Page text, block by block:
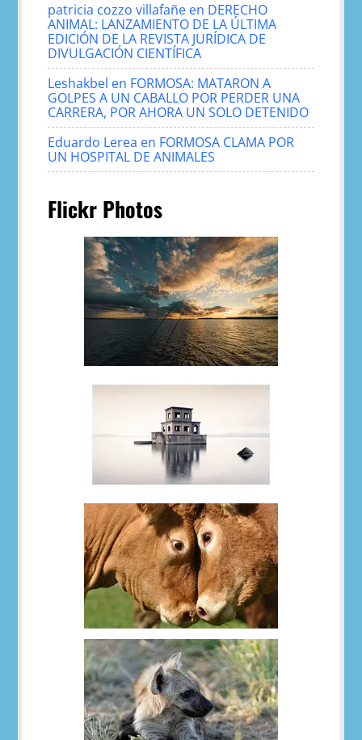
patricia cozzo villafañe en DERECHO
ANIMAL: LANZAMIENTO DE LA ÚLTIMA
EDICIÓN DE LA REVISTA JURÍDICA DE
DIVULGACIÓN CIENTÍFICA
Leshakbel en FORMOSA: MATARON A
GOLPES A UN CABALLO POR PERDER UNA
CARRERA, POR AHORA UN SOLO DETENIDO
Eduardo Lerea en FORMOSA CLAMA POR
UN HOSPITAL DE ANIMALES
Flickr Photos